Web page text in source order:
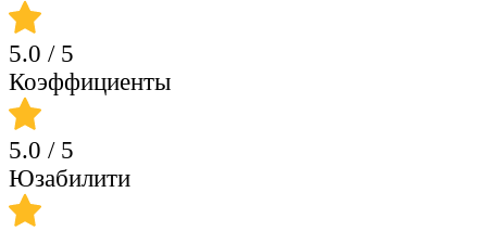
5.0 / 5
Коэффициенты
5.0 / 5
Юзабилити